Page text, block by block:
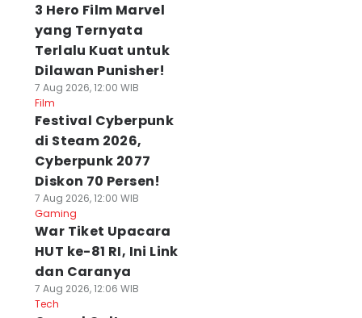
3 Hero Film Marvel
yang Ternyata
Terlalu Kuat untuk
Dilawan Punisher!
7 Aug 2026, 12:00 WIB
Film
Festival Cyberpunk
di Steam 2026,
Cyberpunk 2077
Diskon 70 Persen!
7 Aug 2026, 12:00 WIB
Gaming
War Tiket Upacara
HUT ke-81 RI, Ini Link
dan Caranya
7 Aug 2026, 12:06 WIB
Tech